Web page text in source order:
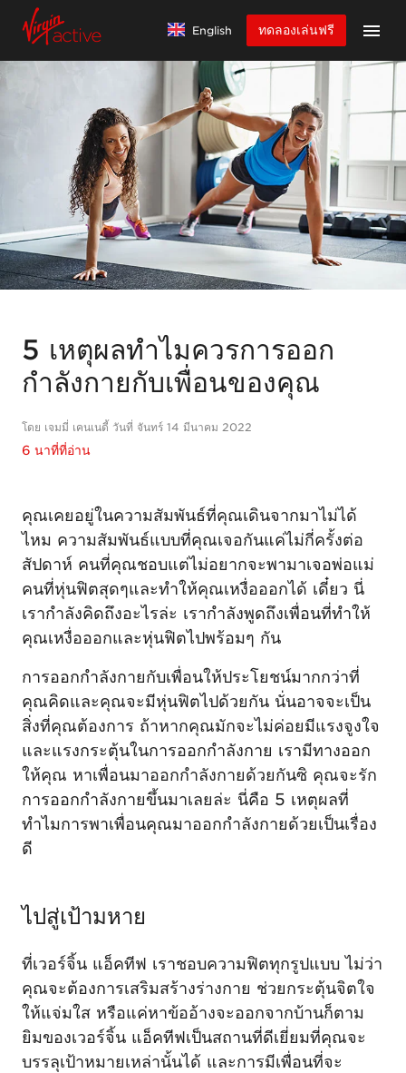
English ทดลองเล่นฟรี
5 เหตุผลทำไมควรการออก
กำลังกายกับเพื่อนของคุณ
โดย เจมมี่ เคนเนดี้ วันที่ จันทร์ 14 มีนาคม 2022
6 นาที่ที่อ่าน
คุณเคยอยู่ในความสัมพันธ์ที่คุณเดินจากมาไม่ได้
ไหม ความสัมพันธ์แบบที่คุณเจอกันแค่ไม่กี่ครั้งต่อ
สัปดาห์ คนที่คุณชอบแต่ไม่อยากจะพามาเจอพ่อแม่
คนที่หุ่นฟิตสุดๆและทำให้คุณเหงื่อออกได้ เดี๋ยว นี่
เรากำลังคิดถึงอะไรล่ะ เรากำลังพูดถึงเพื่อนที่ทำให้
คุณเหงื่อออกและหุ่นฟิตไปพร้อมๆ กัน
การออกกำลังกายกับเพื่อนให้ประโยชน์มากกว่าที่
คุณคิดและคุณจะมีหุ่นฟิตไปด้วยกัน นั่นอาจจะเป็น
สิ่งที่คุณต้องการ ถ้าหากคุณมักจะไม่ค่อยมีแรงจูงใจ
และแรงกระตุ้นในการออกกำลังกาย เรามีทางออก
ให้คุณ หาเพื่อนมาออกกำลังกายด้วยกันซิ คุณจะรัก
การออกกำลังกายขึ้นมาเลยล่ะ นี่คือ 5 เหตุผลที่
ทำไมการพาเพื่อนคุณมาออกกำลังกายด้วยเป็นเรื่อง
ดี
ไปสู่เป้ามหาย
ที่เวอร์จิ้น แอ็คทีฟ เราชอบความฟิตทุกรูปแบบ ไม่ว่า
คุณจะต้องการเสริมสร้างร่างกาย ช่วยกระตุ้นจิตใจ
ให้แจ่มใส หรือแค่หาข้ออ้างจะออกจากบ้านก็ตาม
ยิมของเวอร์จิ้น แอ็คทีฟเป็นสถานที่ดีเยี่ยมที่คุณจะ
บรรลุเป้าหมายเหล่านั้นได้ และการมีเพื่อนที่จะ